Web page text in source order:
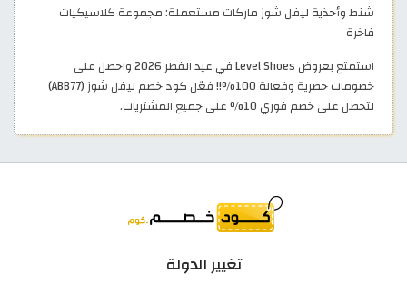
شنط وأحذية ليفل شوز ماركات مستعملة: مجموعة كلاسيكيات
فاخرة
استمتع بعروض Level Shoes في عيد الفطر 2026 واحصل على
خصومات حصرية وفعالة 100%!! فعّل كود خصم ليفل شوز (ABB77)
لتحصل على خصم فوري 10% على جميع المشتريات.
تغيير الدولة